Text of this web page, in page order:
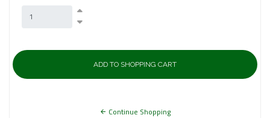
Continue Shopping